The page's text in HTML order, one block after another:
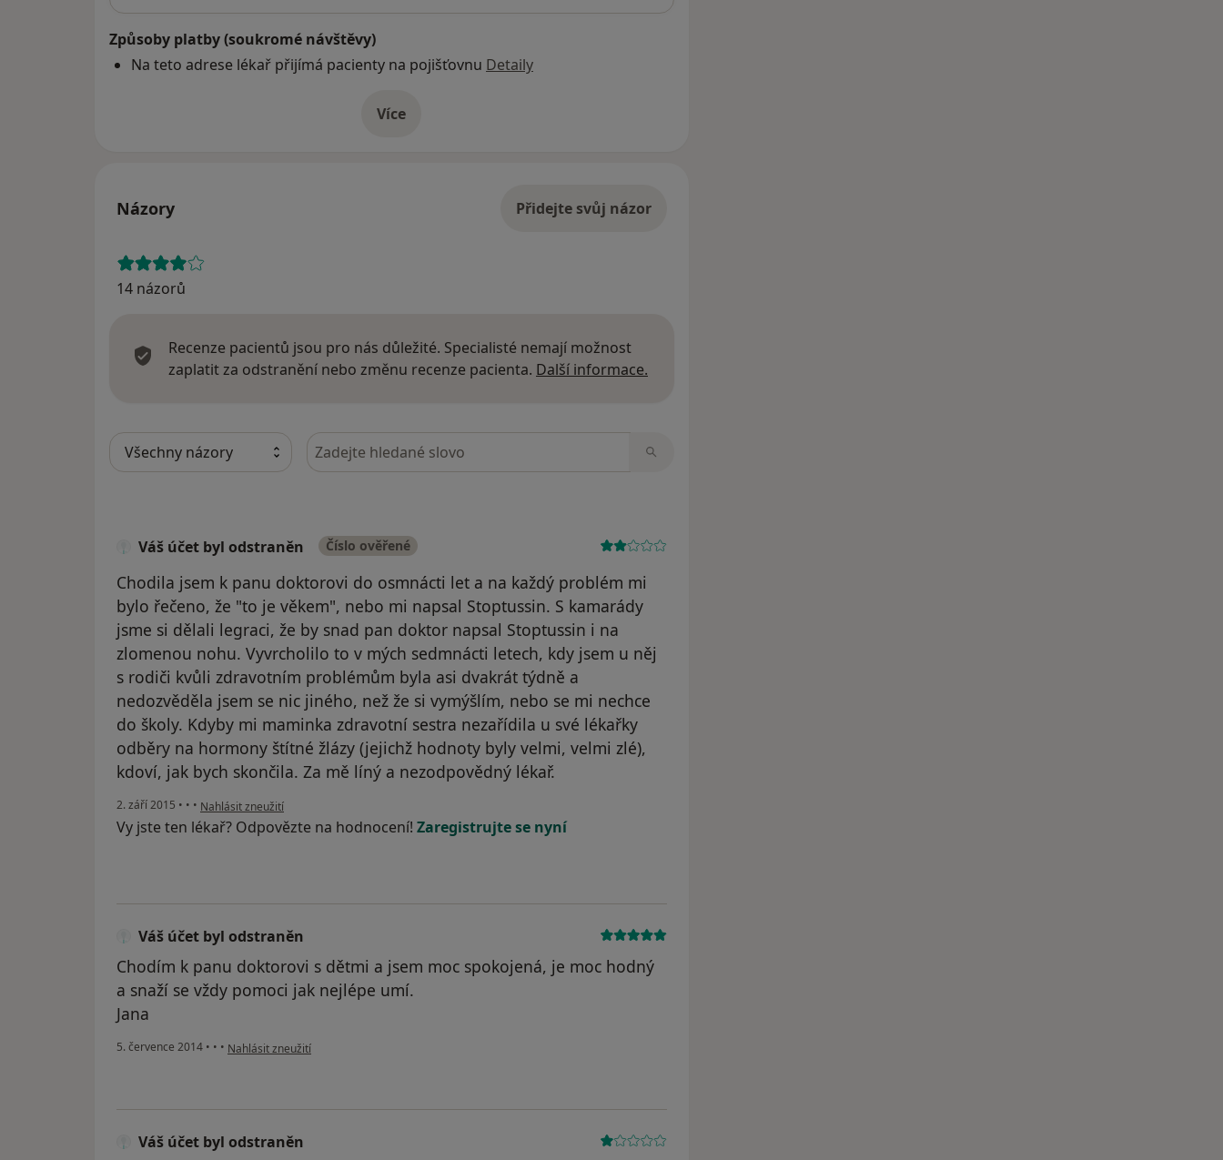
Způsoby platby (soukromé návštěvy)
Na teto adrese lékař přijímá pacienty na pojišťovnu Detaily
Víceo adrese
Názory Přidejte svůj názor
14 názorů
Recenze pacientů jsou pro nás důležité. Specialisté nemají možnost
zaplatit za odstranění nebo změnu recenze pacienta. Další informace.
Hledejte v názorech
Váš účet byl odstraněn Číslo ověřené
Chodila jsem k panu doktorovi do osmnácti let a na každý problém mi
bylo řečeno, že "to je věkem", nebo mi napsal Stoptussin. S kamarády
jsme si dělali legraci, že by snad pan doktor napsal Stoptussin i na
zlomenou nohu. Vyvrcholilo to v mých sedmnácti letech, kdy jsem u něj
s rodiči kvůli zdravotním problémům byla asi dvakrát týdně a
nedozvěděla jsem se nic jiného, než že si vymýšlím, nebo se mi nechce
do školy. Kdyby mi maminka zdravotní sestra nezařídila u své lékařky
odběry na hormony štítné žlázy (jejichž hodnoty byly velmi, velmi zlé),
kdoví, jak bych skončila. Za mě líný a nezodpovědný lékař.
2. září 2015 • • • podle názoru uživatele Váš účet byl odstraněn
Nahlásit zneužití
Vy jste ten lékař? Odpovězte na hodnocení! Zaregistrujte se nyní
Váš účet byl odstraněn
Chodím k panu doktorovi s dětmi a jsem moc spokojená, je moc hodný
a snaží se vždy pomoci jak nejlépe umí.
Jana
5. července 2014 • • • podle názoru uživatele Váš účet byl odstraněn
Nahlásit zneužití
Váš účet byl odstraněn